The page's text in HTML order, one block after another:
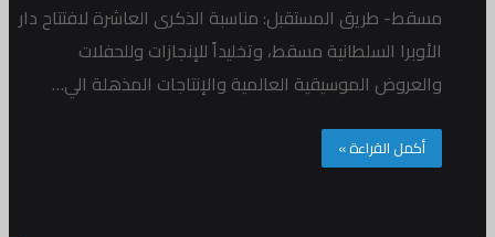
مسقط- طريق المستقبل: مناسبة الذكرى العاشرة لافتتاح دار
الأوبرا السلطانية مسقط، وتخليداً للإنجازات وللحفلات
والعروض الموسيقية العالمية والإنتاجات المذهلة الي…
أكمل القراءة »